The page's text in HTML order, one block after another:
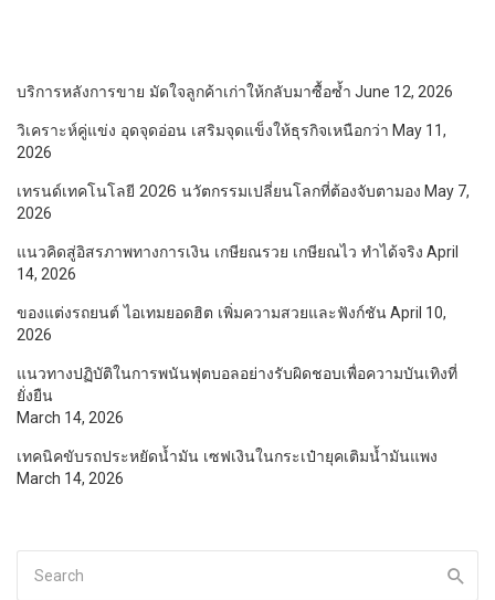
บริการหลังการขาย มัดใจลูกค้าเก่าให้กลับมาซื้อซ้ำ June 12, 2026
วิเคราะห์คู่แข่ง อุดจุดอ่อน เสริมจุดแข็งให้ธุรกิจเหนือกว่า May 11,
2026
เทรนด์เทคโนโลยี 2026 นวัตกรรมเปลี่ยนโลกที่ต้องจับตามอง May 7,
2026
แนวคิดสู่อิสรภาพทางการเงิน เกษียณรวย เกษียณไว ทำได้จริง April
14, 2026
ของแต่งรถยนต์ ไอเทมยอดฮิต เพิ่มความสวยและฟังก์ชันApril 10,
2026
แนวทางปฏิบัติในการพนันฟุตบอลอย่างรับผิดชอบเพื่อความบันเทิงที่
ยั่งยืน
March 14, 2026
เทคนิคขับรถประหยัดน้ำมัน เซฟเงินในกระเป๋ายุคเติมน้ำมันแพง
March 14, 2026